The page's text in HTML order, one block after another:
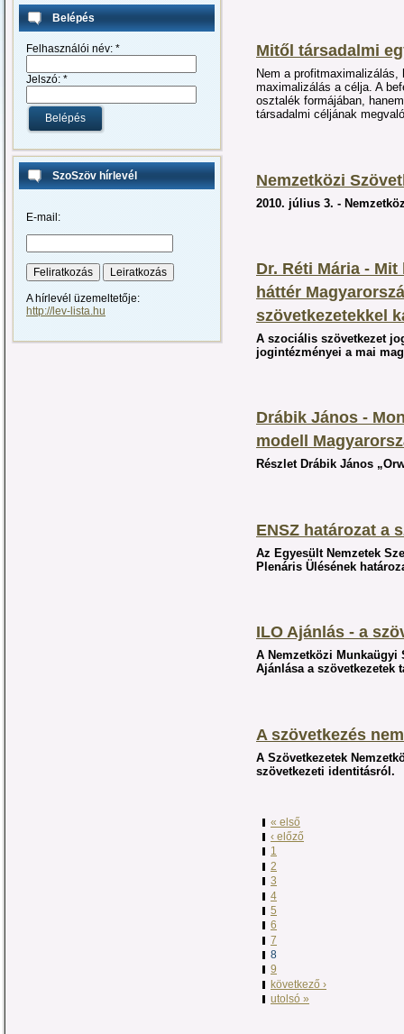
Belépés
Felhasználói név: *
Jelszó: *
SzoSzöv hírlevél
E-mail:
A hírlevél üzemeltetője:
http://lev-lista.hu
Mitől társadalmi
Nem a
maximalizálás a célja. A
osztalék formájában,
társadalmi céljának
Nemzetközi
2010. július 3. -
Dr. Réti Mária -
háttér
szövetkezetekkel
A szociális szövetkezet
jogintézményei a mai
Drábik János -
modell
Részlet Drábik János
ENSZ határozat a
Az Egyesült Nemzetek
Plenáris Ülésének
ILO Ajánlás - a
A Nemzetközi Munkaügyi
Ajánlása a szövetkezetek
A szövetkezés
A Szövetkezetek
szövetkezeti identitásról.
« első
‹ előző
1
2
3
4
5
6
7
8
9
következő ›
utolsó »